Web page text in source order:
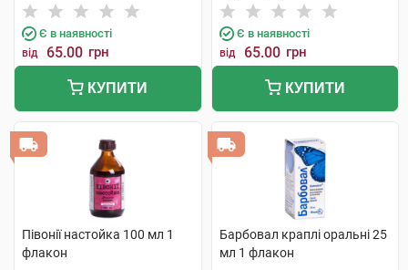
Є в наявності
від 65.00 грн
КУПИТИ
Є в наявності
від 65.00 грн
КУПИТИ
Півонії настойка 100 мл 1
флакон
Барбовал краплі оральні 25
мл 1 флакон